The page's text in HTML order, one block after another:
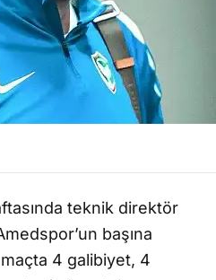
teknik direktör
başına
4 galibiyet, 4